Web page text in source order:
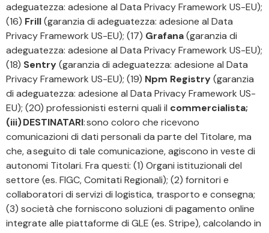
adeguatezza: adesione al Data Privacy Framework US-EU);
(16) Frill(garanzia di adeguatezza: adesione al Data
Privacy Framework US-EU); (17) Grafana(garanzia di
adeguatezza: adesione al Data Privacy Framework US-EU);
(18) Sentry(garanzia di adeguatezza: adesione al Data
Privacy Framework US-EU); (19) Npm Registry(garanzia
di adeguatezza: adesione al Data Privacy Framework US-
EU); (20) professionisti esterni quali il commercialista;
(iii) DESTINATARI: sono coloro che ricevono
comunicazioni di dati personali da parte del Titolare, ma
che, a seguito di tale comunicazione, agiscono in veste di
autonomi Titolari. Fra questi: (1) Organi istituzionali del
settore (es. FIGC, Comitati Regionali); (2) fornitori e
collaboratori di servizi di logistica, trasporto e consegna;
(3) società che forniscono soluzioni di pagamento online
integrate alle piattaforme di GLE (es. Stripe), calcolando in